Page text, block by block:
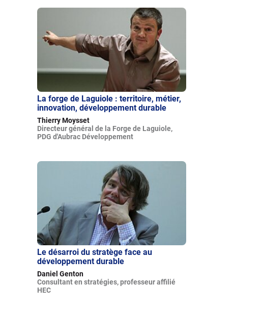
La forge de Laguiole : territoire, métier,
innovation, développement durable
Thierry Moysset
Directeur général de la Forge de Laguiole,
PDG d'Aubrac Développement
Le désarroi du stratège face au
développement durable
Daniel Genton
Consultant en stratégies, professeur affilié
HEC